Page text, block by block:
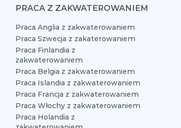
PRACA Z ZAKWATEROWANIEM
Praca Anglia z zakwaterowaniem
Praca Szwecja z zakaterowaniem
Praca Finlandia z
zakwaterowaniem
Praca Belgia z zakwaterowaniem
Praca Islandia z zakwaterowaniem
Praca Francja z zakwaterowaniem
Praca Włochy z zakwaterowaniem
Praca Holandia z